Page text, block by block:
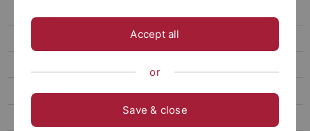
WS 2020/21
Accept all
or
Save & close